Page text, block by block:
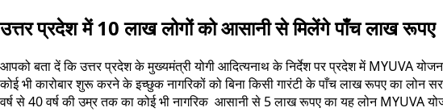
उत्तर प्रदेश में 10 लाख लोगों को आसानी से मिलेंगे पाँच लाख रूपए
आपको बता दें कि उत्तर प्रदेश के मुख्यमंत्री योगी आदित्यनाथ के निर्देश पर प्रदेश में MYUVA
कोई भी कारोबार शुरू करने के इच्छुक नागरिकों को बिना किसी गारंटी के पाँच लाख रूपए का लोन
वर्ष से 40 वर्ष की उम्र तक का कोई भी नागरिक आसानी से 5 लाख रूपए का यह लोन MYUVA